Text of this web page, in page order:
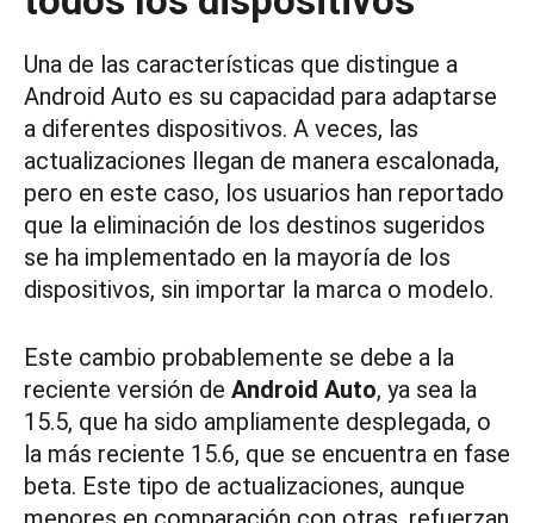
Una de las características que distingue a
Android Auto es su capacidad para adaptarse
a diferentes dispositivos. A veces, las
actualizaciones llegan de manera escalonada,
pero en este caso, los usuarios han reportado
que la eliminación de los destinos sugeridos
se ha implementado en la mayoría de los
dispositivos, sin importar la marca o modelo.
Este cambio probablemente se debe a la
reciente versión de Android Auto, ya sea la
15.5, que ha sido ampliamente desplegada, o
la más reciente 15.6, que se encuentra en fase
beta. Este tipo de actualizaciones, aunque